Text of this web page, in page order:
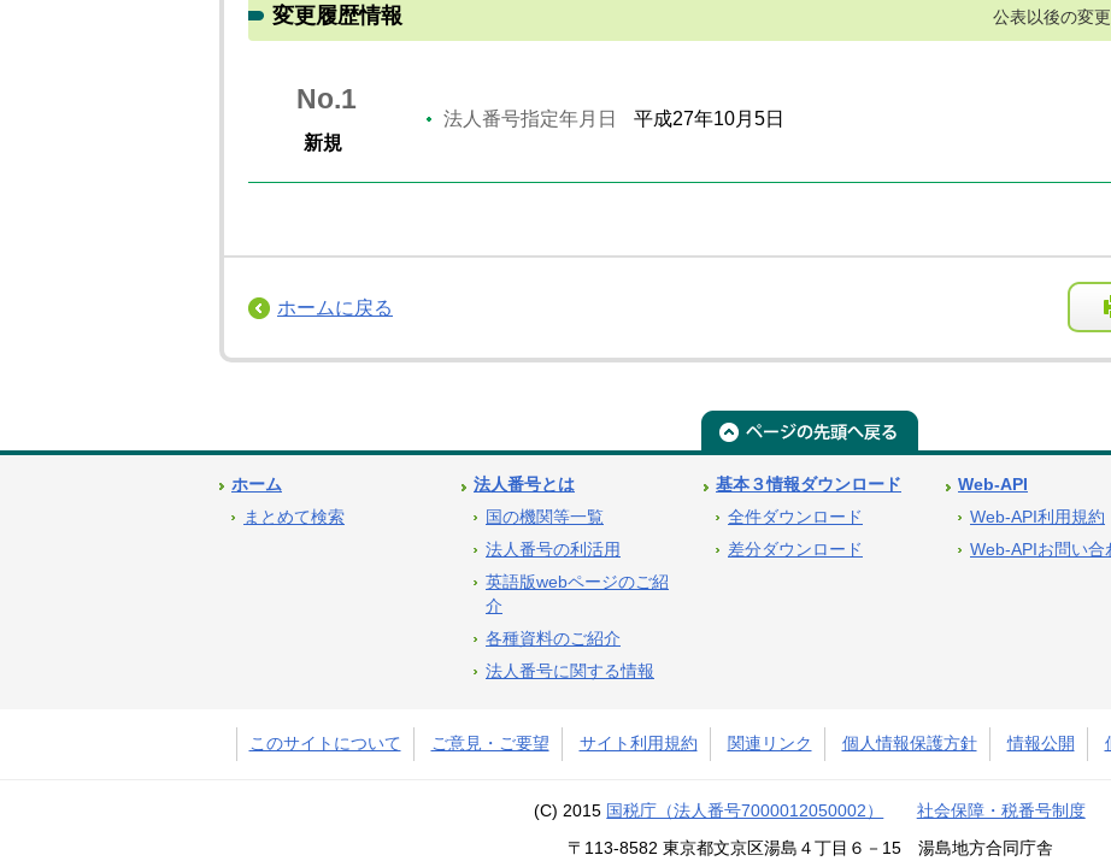
変更履歴情報 公表以後の変
No.1
新規
法人番号指定年月日 平成27年10月5日
ホームに戻る
ホーム
まとめて検索
法人番号とは
国の機関等一覧
法人番号の利活用
英語版webページのご紹
介
各種資料のご紹介
法人番号に関する情報
基本３情報ダウンロード
全件ダウンロード
差分ダウンロード
Web-API
Web-API利用規約
Web-APIお問い合
このサイトについて ご意見・ご要望 サイト利用規約 関連リンク 個人情報保護方針 情報公開
(C) 2015 国税庁（法人番号7000012050002） 社会保障・税番号制度
〒113-8582 東京都文京区湯島４丁目６－15 湯島地方合同庁舎